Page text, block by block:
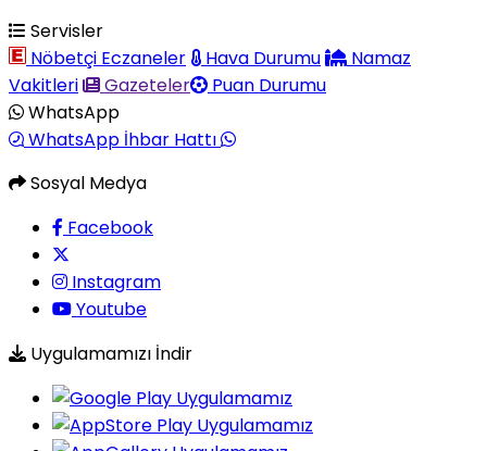
Servisler
Nöbetçi Eczaneler
Hava Durumu
Namaz
Vakitleri
Gazeteler
Puan Durumu
WhatsApp
WhatsApp İhbar Hattı
Sosyal Medya
Facebook
Instagram
Youtube
Uygulamamızı İndir